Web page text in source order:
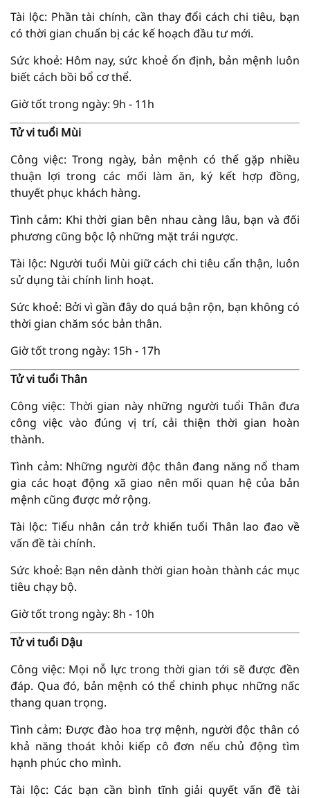
Tài lộc: Phần tài chính, cần thay đổi cách chi tiêu, bạn
có thời gian chuẩn bị các kế hoạch đầu tư mới.
Sức khoẻ: Hôm nay, sức khoẻ ổn định, bản mệnh luôn
biết cách bồi bổ cơ thể.
Giờ tốt trong ngày: 9h - 11h
Tử vi tuổi Mùi
Công việc: Trong ngày, bản mệnh có thể gặp nhiều
thuận lợi trong các mối làm ăn, ký kết hợp đồng,
thuyết phục khách hàng.
Tình cảm: Khi thời gian bên nhau càng lâu, bạn và đối
phương cũng bộc lộ những mặt trái ngược.
Tài lộc: Người tuổi Mùi giữ cách chi tiêu cẩn thận, luôn
sử dụng tài chính linh hoạt.
Sức khoẻ: Bởi vì gần đây do quá bận rộn, bạn không có
thời gian chăm sóc bản thân.
Giờ tốt trong ngày: 15h - 17h
Tử vi tuổi Thân
Công việc: Thời gian này những người tuổi Thân đưa
công việc vào đúng vị trí, cải thiện thời gian hoàn
thành.
Tình cảm: Những người độc thân đang năng nổ tham
gia các hoạt động xã giao nên mối quan hệ của bản
mệnh cũng được mở rộng.
Tài lộc: Tiểu nhân cản trở khiến tuổi Thân lao đao về
vấn đề tài chính.
Sức khoẻ: Bạn nên dành thời gian hoàn thành các mục
tiêu chạy bộ.
Giờ tốt trong ngày: 8h - 10h
Tử vi tuổi Dậu
Công việc: Mọi nỗ lực trong thời gian tới sẽ được đền
đáp. Qua đó, bản mệnh có thể chinh phục những nấc
thang quan trọng.
Tình cảm: Được đào hoa trợ mệnh, người độc thân có
khả năng thoát khỏi kiếp cô đơn nếu chủ động tìm
hạnh phúc cho mình.
Tài lộc: Các bạn cần bình tĩnh giải quyết vấn đề tài